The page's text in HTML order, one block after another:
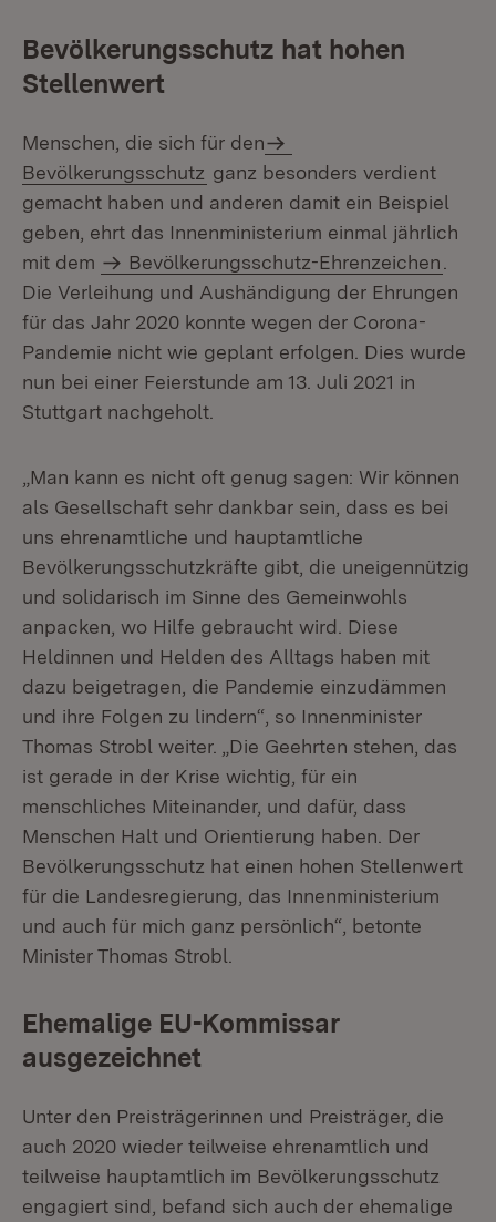
Bevölkerungsschutz hat hohen
Stellenwert
Menschen, die sich für den
Bevölkerungsschutz ganz besonders verdient
gemacht haben und anderen damit ein Beispiel
geben, ehrt das Innenministerium einmal jährlich
mit dem
Bevölkerungsschutz-Ehrenzeichen
Die Verleihung und Aushändigung der Ehrungen
für das Jahr 2020 konnte wegen der Corona-
Pandemie nicht wie geplant erfolgen. Dies wurde
nun bei einer Feierstunde am 13. Juli 2021 in
Stuttgart nachgeholt.
„Man kann es nicht oft genug sagen: Wir können
als Gesellschaft sehr dankbar sein, dass es bei
uns ehrenamtliche und hauptamtliche
Bevölkerungsschutzkräfte gibt, die uneigennützig
und solidarisch im Sinne des Gemeinwohls
anpacken, wo Hilfe gebraucht wird. Diese
Heldinnen und Helden des Alltags haben mit
dazu beigetragen, die Pandemie einzudämmen
und ihre Folgen zu lindern“, so Innenminister
Thomas Strobl weiter. „Die Geehrten stehen, das
ist gerade in der Krise wichtig, für ein
menschliches Miteinander, und dafür, dass
Menschen Halt und Orientierung haben. Der
Bevölkerungsschutz hat einen hohen Stellenwert
für die Landesregierung, das Innenministerium
und auch für mich ganz persönlich“, betonte
Minister Thomas Strobl.
Ehemalige EU-Kommissar
ausgezeichnet
Unter den Preisträgerinnen und Preisträger, die
auch 2020 wieder teilweise ehrenamtlich und
teilweise hauptamtlich im Bevölkerungsschutz
engagiert sind, befand sich auch der ehemalige